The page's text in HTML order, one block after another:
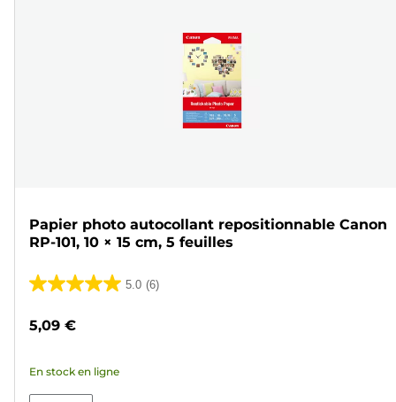
Papier photo autocollant repositionnable Canon
RP-101, 10 × 15 cm, 5 feuilles
5.0 (6)
5.0
5
6
5,09 €
En stock en ligne